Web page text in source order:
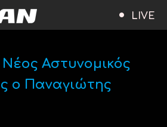
LIVE
Αστυνομικός
ο Παναγιώτης